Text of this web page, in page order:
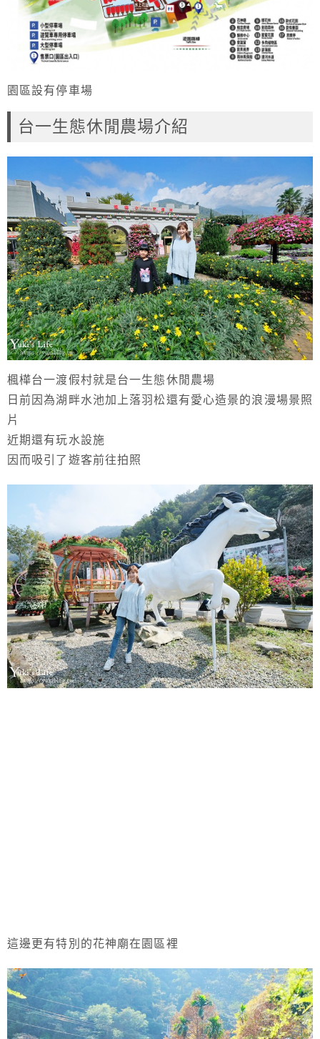
園區設有停車場
台一生態休閒農場介紹
楓樺台一渡假村就是台一生態休閒農場
日前因為湖畔水池加上落羽松還有愛心造景的浪漫場景照
片
近期還有玩水設施
因而吸引了遊客前往拍照
這邊更有特別的花神廟在園區裡